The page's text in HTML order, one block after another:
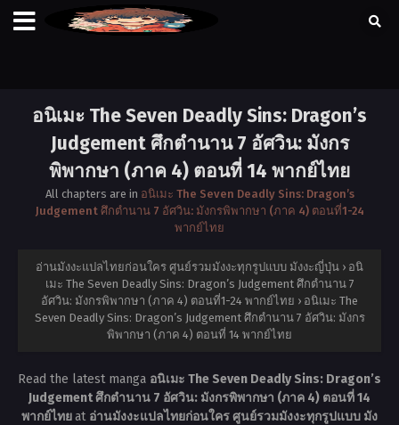
อนิเมะ The Seven Deadly Sins: Dragon’s
Judgement ศึกตำนาน 7 อัศวิน: มังกร
พิพากษา (ภาค 4) ตอนที่ 14 พากย์ไทย
All chapters are in อนิเมะ The Seven Deadly Sins: Dragon’s
Judgement ศึกตำนาน 7 อัศวิน: มังกรพิพากษา (ภาค 4) ตอนที่1-24
พากย์ไทย
อ่านมังงะแปลไทยก่อนใคร ศูนย์รวมมังงะทุกรูปแบบ มังงะญี่ปุ่น › อนิ
เมะ The Seven Deadly Sins: Dragon’s Judgement ศึกตำนาน 7
อัศวิน: มังกรพิพากษา (ภาค 4) ตอนที่1-24 พากย์ไทย › อนิเมะ The
Seven Deadly Sins: Dragon’s Judgement ศึกตำนาน 7 อัศวิน: มังกร
พิพากษา (ภาค 4) ตอนที่ 14 พากย์ไทย
Read the latest manga อนิเมะ The Seven Deadly Sins: Dragon’s
Judgement ศึกตำนาน 7 อัศวิน: มังกรพิพากษา (ภาค 4) ตอนที่ 14
พากย์ไทยat อ่านมังงะแปลไทยก่อนใคร ศูนย์รวมมังงะทุกรูปแบบ มัง